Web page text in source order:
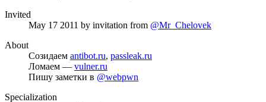
Invited
May 17 2011 by invitation from @Mr_Chelovek
About
Созидаем antibot.ru, passleak.ru
Ломаем — vulner.ru
Пишу заметки в @webpwn
Specialization